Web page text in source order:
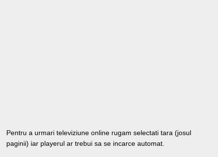
Pentru a urmari televiziune online rugam selectati tara (josul
paginii) iar playerul ar trebui sa se incarce automat.